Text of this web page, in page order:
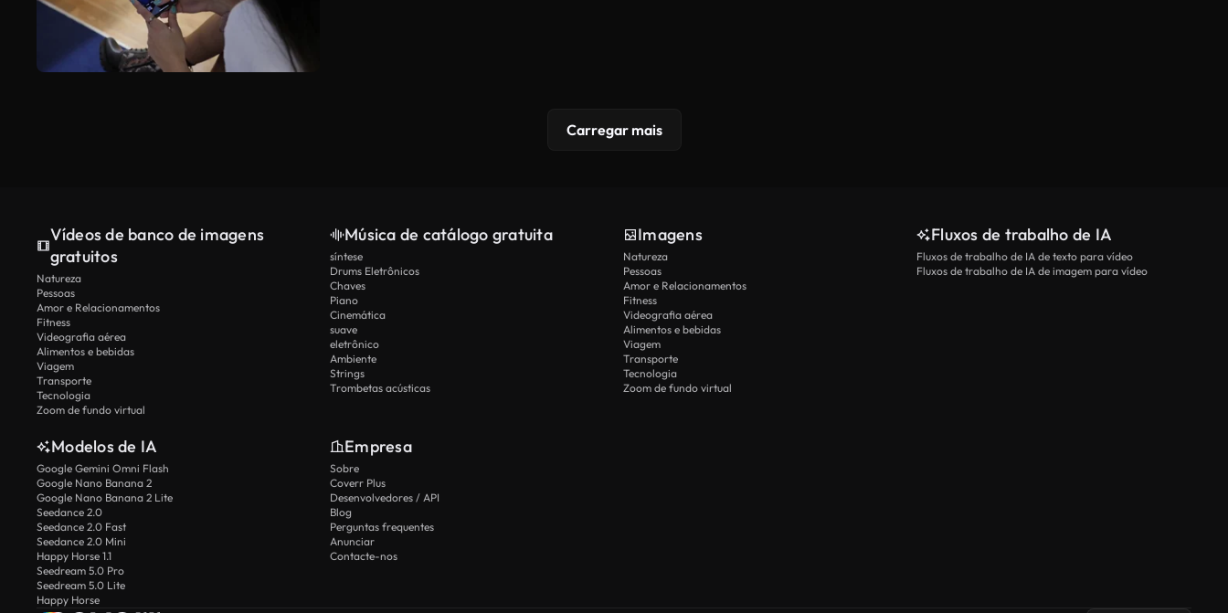
Carregar mais
Vídeos de banco de imagens
gratuitos
Natureza
Pessoas
Amor e Relacionamentos
Fitness
Videografia aérea
Alimentos e bebidas
Viagem
Transporte
Tecnologia
Zoom de fundo virtual
Música de catálogo gratuita
síntese
Drums Eletrônicos
Chaves
Piano
Cinemática
suave
eletrônico
Ambiente
Strings
Trombetas acústicas
Imagens
Natureza
Pessoas
Amor e Relacionamentos
Fitness
Videografia aérea
Alimentos e bebidas
Viagem
Transporte
Tecnologia
Zoom de fundo virtual
Fluxos de trabalho de IA
Fluxos de trabalho de IA de texto para vídeo
Fluxos de trabalho de IA de imagem para vídeo
Modelos de IA
Google Gemini Omni Flash
Google Nano Banana 2
Google Nano Banana 2 Lite
Seedance 2.0
Seedance 2.0 Fast
Seedance 2.0 Mini
Happy Horse 1.1
Seedream 5.0 Pro
Seedream 5.0 Lite
Happy Horse
Empresa
Sobre
Coverr Plus
Desenvolvedores / API
Blog
Perguntas frequentes
Anunciar
Contacte-nos